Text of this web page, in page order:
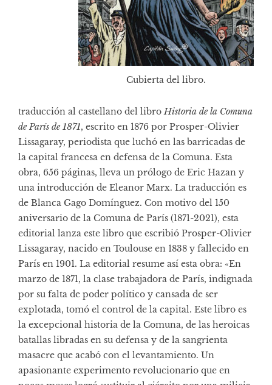
Cubierta del libro.
traducción al castellano del libroHistoria de la Comuna
de París de 1871, escrito en 1876 por Prosper-Olivier
Lissagaray, periodista que luchó en las barricadas de
la capital francesa en defensa de la Comuna. Esta
obra, 656 páginas, lleva un prólogo de Eric Hazan y
una introducción de Eleanor Marx. La traducción es
de Blanca Gago Domínguez. Con motivo del 150
aniversario de la Comuna de París (1871-2021), esta
editorial lanza este libro que escribió Prosper-Olivier
Lissagaray, nacido en Toulouse en 1838 y fallecido en
París en 1901. La editorial resume así esta obra: «En
marzo de 1871, la clase trabajadora de París, indignada
por su falta de poder político y cansada de ser
explotada, tomó el control de la capital. Este libro es
la excepcional historia de la Comuna, de las heroicas
batallas libradas en su defensa y de la sangrienta
masacre que acabó con el levantamiento. Un
apasionante experimento revolucionario que en